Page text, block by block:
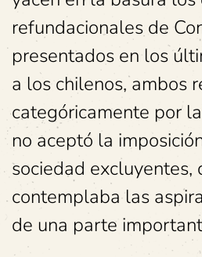
refundacionales de
presentados en los
a los chilenos, ambos
categóricamente por
no aceptó la
sociedad excluyentes,
contemplaba las
de una parte